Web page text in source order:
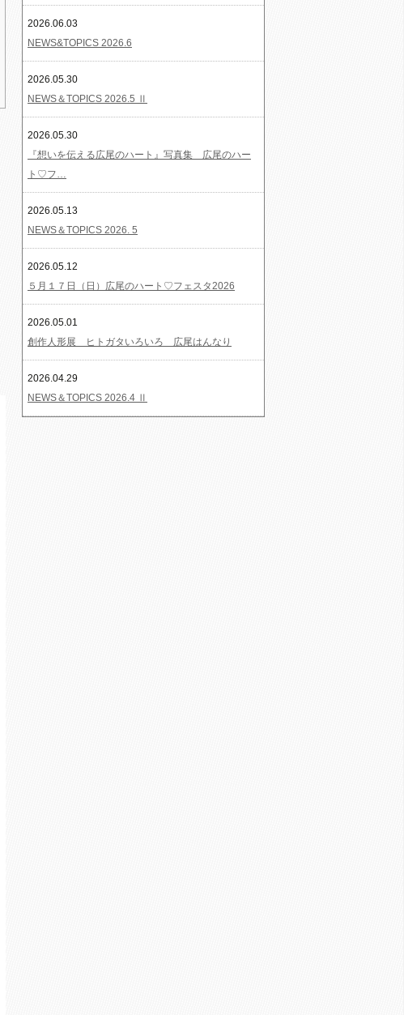
2026.06.03
NEWS&TOPICS 2026.6
2026.05.30
NEWS＆TOPICS 2026.5 Ⅱ
2026.05.30
『想いを伝える広尾のハート』写真集 広尾のハー
ト♡フ…
2026.05.13
NEWS＆TOPICS 2026. 5
2026.05.12
５月１７日（日）広尾のハート♡フェスタ2026
2026.05.01
創作人形展 ヒトガタいろいろ 広尾はんなり
2026.04.29
NEWS＆TOPICS 2026.4 Ⅱ